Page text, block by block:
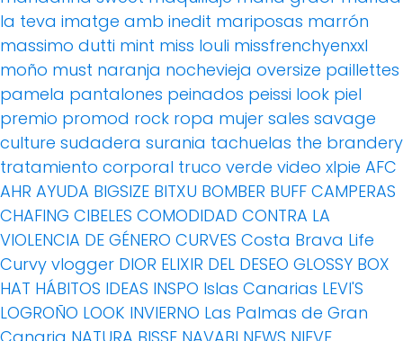
la teva imatge amb inedit mariposas marrón
massimo dutti mint miss louli missfrenchyenxxl
moño must naranja nochevieja oversize paillettes
pamela pantalones peinados peissi look piel
premio promod rock ropa mujer sales savage
culture sudadera surania tachuelas the brandery
tratamiento corporal truco verde video xlpie AFC
AHR AYUDA BIGSIZE BITXU BOMBER BUFF CAMPERAS
CHAFING CIBELES COMODIDAD CONTRA LA
VIOLENCIA DE GÉNERO CURVES Costa Brava Life
Curvy vlogger DIOR ELIXIR DEL DESEO GLOSSY BOX
HAT HÁBITOS IDEAS INSPO Islas Canarias LEVI'S
LOGROÑO LOOK INVIERNO Las Palmas de Gran